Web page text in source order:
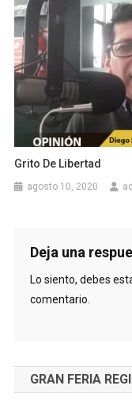
Grito De Libertad
agosto 10, 2020
Deja una
Lo siento, debes
comentario.
GRAN FERIA